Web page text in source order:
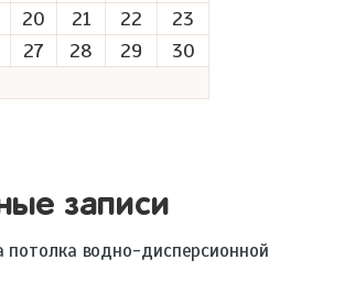
20 21 22
23
27 28 29
30
записи
потолка водно-дисперсионной